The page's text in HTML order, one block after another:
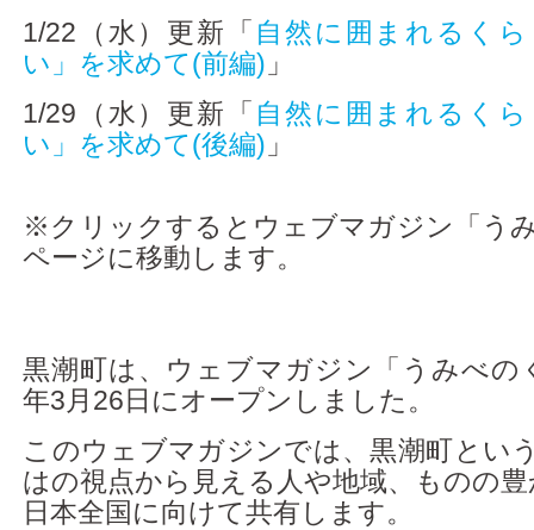
アクセス
1/22（水）更新「 自然に囲まれるく
い」を求めて(前編) 」
1/29（水）更新「 自然に囲まれるく
い」を求めて(後編) 」
※クリックするとウェブマガジン「う
ページに移動します。
黒潮町は、ウェブマガジン「うみべの
年3月26日にオープンしました。
このウェブマガジンでは、黒潮町とい
はの視点から見える人や地域、ものの
日本全国に向けて共有します。